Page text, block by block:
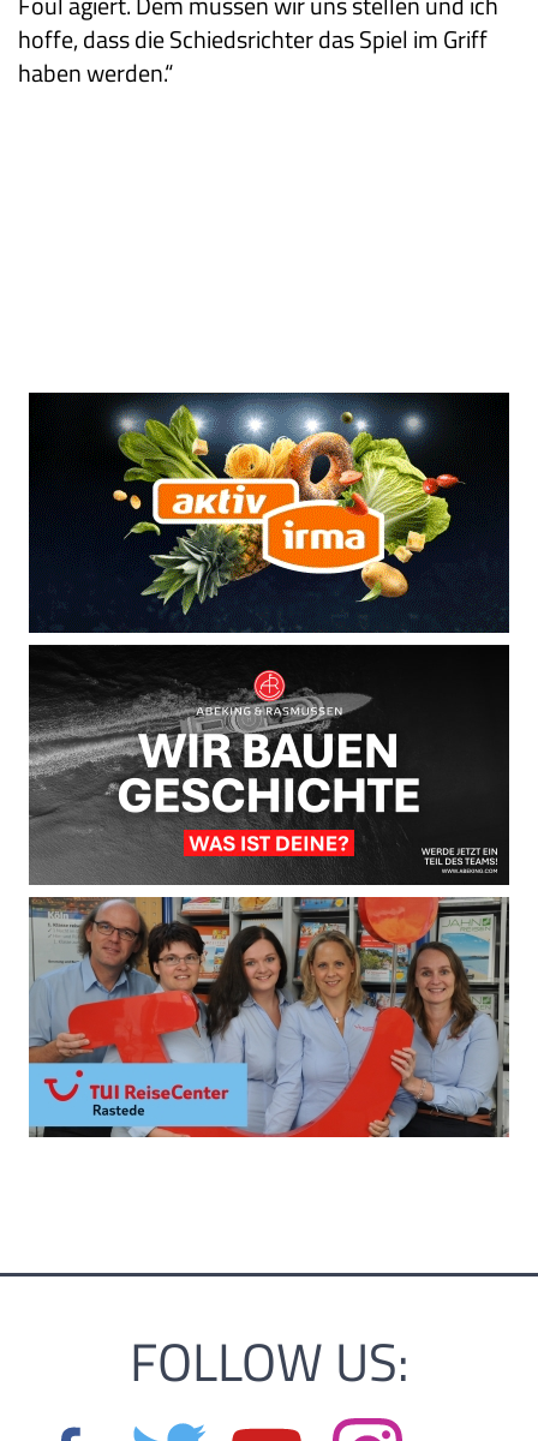
hoffe, dass die Schiedsrichter das Spiel im Griff
haben werden.“
FOLLOW US: